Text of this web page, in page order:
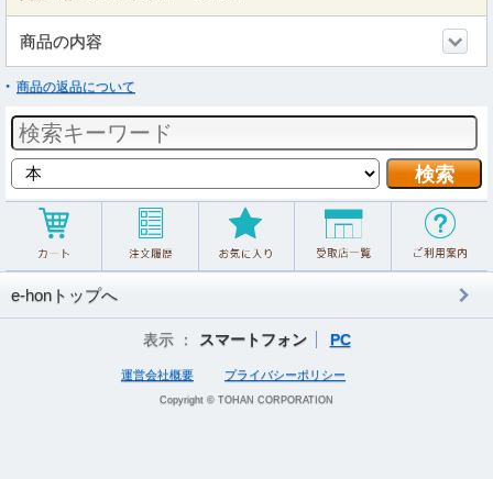
商品の内容
商品の返品について
e-honトップへ
表示 ： スマートフォン PC
運営会社概要 プライバシーポリシー
Copyright © TOHAN CORPORATION